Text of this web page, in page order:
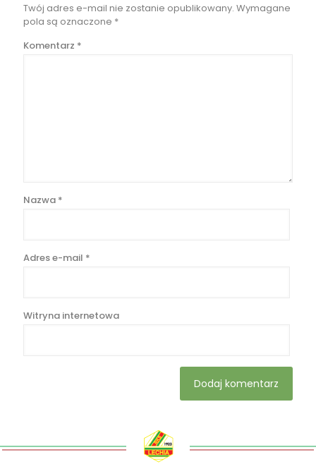
Twój adres e-mail nie zostanie opublikowany. Wymagane
pola są oznaczone *
Komentarz *
Nazwa *
Adres e-mail *
Witryna internetowa